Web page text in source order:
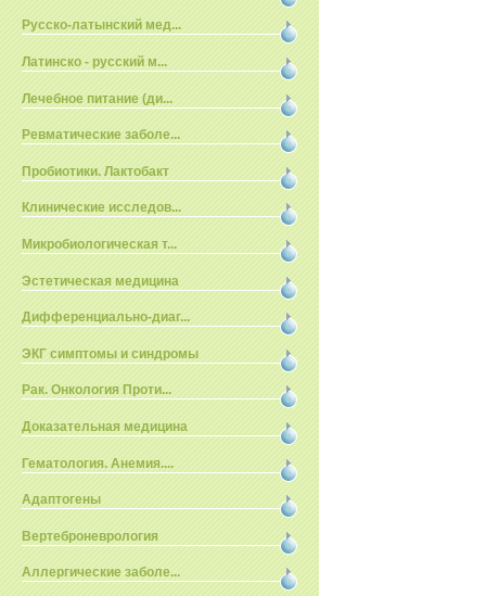
Русско-латынский мед...
Латинско - русский м...
Лечебное питание (ди...
Ревматические заболе...
Пробиотики. Лактобакт
Клинические исследов...
Микробиологическая т...
Эстетическая медицина
Дифференциально-диаг...
ЭКГ симптомы и синдромы
Рак. Онкология Проти...
Доказательная медицина
Гематология. Анемия....
Адаптогены
Вертеброневрология
Аллергические заболе...